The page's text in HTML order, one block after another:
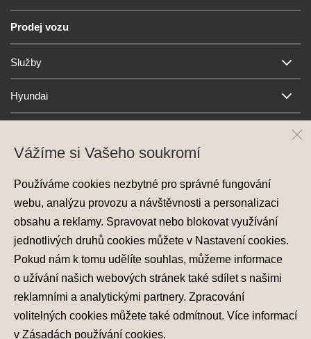
Prodej vozu
Služby
Hyundai
Ochrana osobních údajů
Nastavení cookies
Zásady používání cookies
Vážíme si Vašeho soukromí
Používáme cookies nezbytné pro správné fungování
webu, analýzu provozu a návštěvnosti a personalizaci
obsahu a reklamy. Spravovat nebo blokovat využívání
jednotlivých druhů cookies můžete v Nastavení cookies.
Pokud nám k tomu udělíte souhlas, můžeme informace
o užívání našich webových stránek také sdílet s našimi
reklamními a analytickými partnery. Zpracování
volitelných cookies můžete také odmítnout. Více informací
v Zásadách používání cookies.